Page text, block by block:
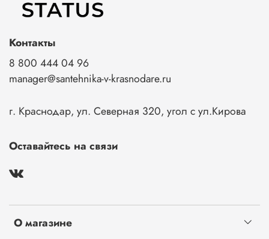
О магазине
Контакты
8 800 444 04 96
manager@santehnika-v-krasnodare.ru
г. Краснодар, ул. Северная 320, угол с ул.Кирова
Оставайтесь на связи